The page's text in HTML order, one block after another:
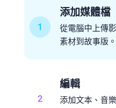
1
添加媒體檔
從電腦中上傳
素材到故事版。
2
編輯
添加文本、音